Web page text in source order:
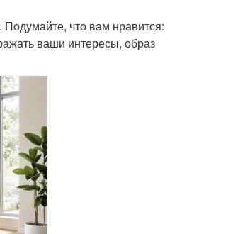
что вам нравится:
ваши интересы, образ